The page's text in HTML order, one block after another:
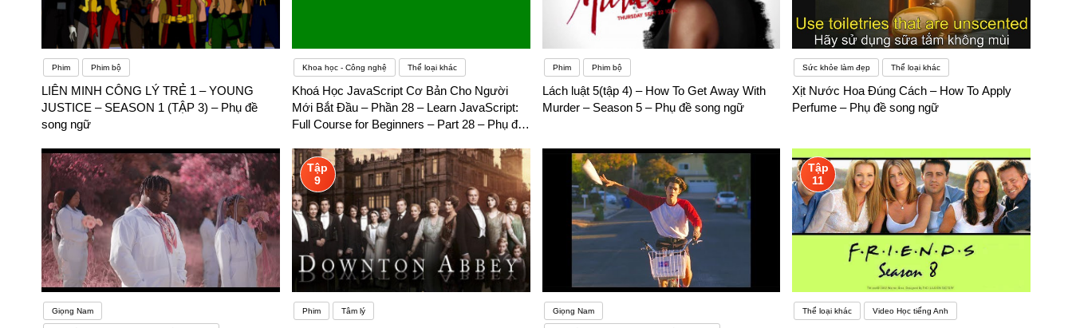
Phim Phim bộ
LIÊN MINH CÔNG LÝ TRẺ 1 – YOUNG
JUSTICE – SEASON 1 (TẬP 3) – Phụ đề
song ngữ
Khoa học - Công nghệ Thể loại khác
Khoá Học JavaScript Cơ Bản Cho Người
Mới Bắt Đầu – Phần 28 – Learn JavaScript:
Full Course for Beginners – Part 28 – Phụ đề
Phim Phim bộ
Lách luật 5(tập 4) – How To Get Away With
Murder – Season 5 – Phụ đề song ngữ
Sức khỏe làm đẹp Thể loại khác
Xịt Nước Hoa Đúng Cách – How To Apply
Perfume – Phụ đề song ngữ
Giọng Nam
Tập
9
Phim Tâm lý Giọng Nam
Tập
11
Thể loại khác Video Học tiếng Anh